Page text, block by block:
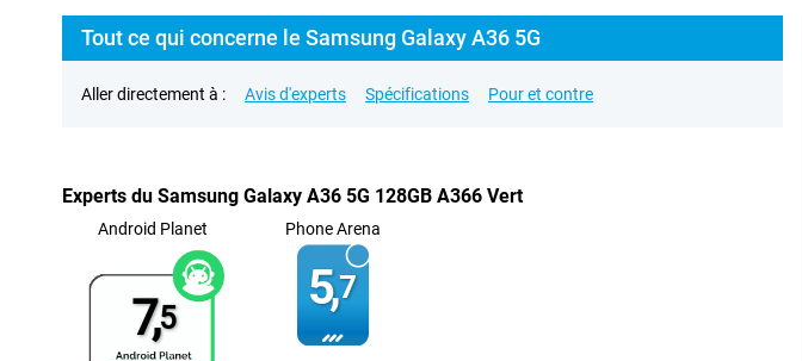
Tout ce qui concerne le Samsung Galaxy A36 5G
Aller directement à : Avis d'experts Spécifications Pour et contre
Experts du Samsung Galaxy A36 5G 128GB A366 Vert
Android Planet
7,5
Phone Arena
5,7